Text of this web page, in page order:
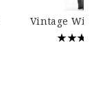
Vintage